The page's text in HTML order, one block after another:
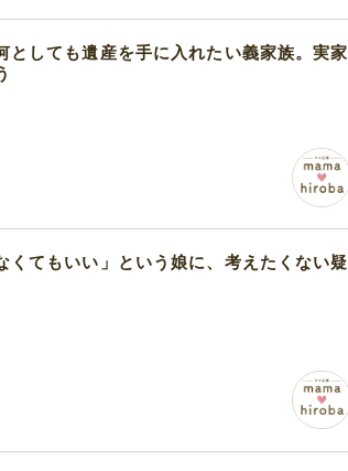
としても遺産を手に入れたい義家族。実家
くてもいい」という娘に、考えたくない疑